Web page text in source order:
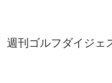
週刊ゴルフダイジェ